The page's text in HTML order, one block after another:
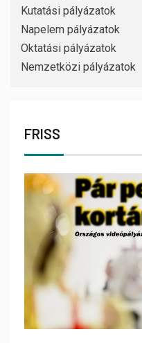
Kutatási pályázatok
Napelem pályázatok
Oktatási pályázatok
Nemzetközi pályázatok
FRISS